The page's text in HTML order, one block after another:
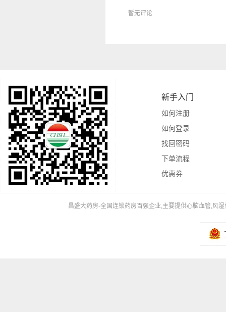
暂无评论
新手入门
如何注册
如何登录
找回密码
下单流程
优惠券
昌盛大药房-全国连锁药房百强企业,主要提供心脑血管,风